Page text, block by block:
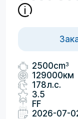
2500cm3
129000км
178л.с.
3.5
FF
2026-07-